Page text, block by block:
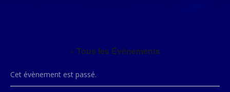
« Tous les Évènements
Cet évènement est passé.